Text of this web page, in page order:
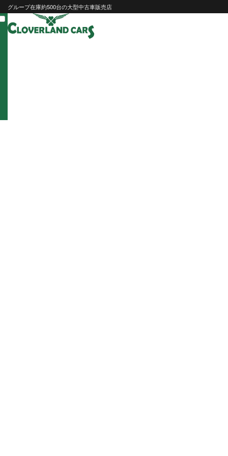
Skip
to
content
グループ在庫約500台の大型中古車販売店